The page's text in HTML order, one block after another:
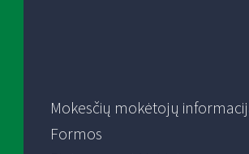
Mokesčių mokėtojų
Formos